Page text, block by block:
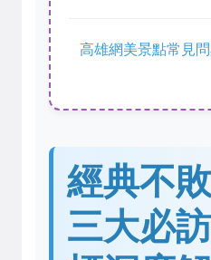
高雄網美景點常見
經典不
三大必